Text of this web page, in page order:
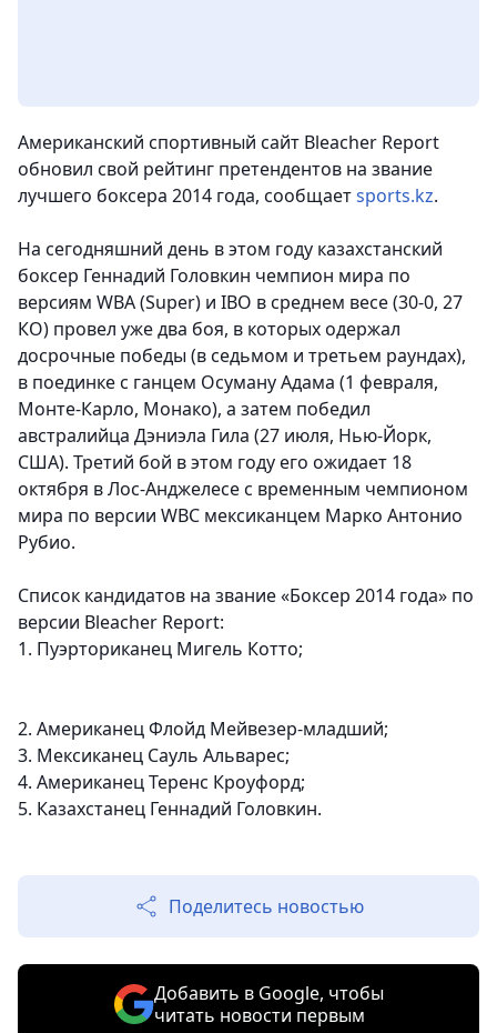
Американский спортивный сайт Bleacher Report
обновил свой рейтинг претендентов на звание
лучшего боксера 2014 года, сообщаетsports.kz.
На сегодняшний день в этом году казахстанский
боксер Геннадий Головкин чемпион мира по
версиям WBA (Super) и IBO в среднем весе (30-0, 27
КО) провел уже два боя, в которых одержал
досрочные победы (в седьмом и третьем раундах),
в поединке с ганцем Осуману Адама (1 февраля,
Монте-Карло, Монако), а затем победил
австралийца Дэниэла Гила (27 июля, Нью-Йорк,
США). Третий бой в этом году его ожидает 18
октября в Лос-Анджелесе c временным чемпионом
мира по версии WBC мексиканцем Марко Антонио
Рубио.
Список кандидатов на звание «Боксер 2014 года» по
версии Bleacher Report:
1. Пуэрториканец Мигель Котто;
2. Американец Флойд Мейвезер-младший;
3. Мексиканец Сауль Альварес;
4. Американец Теренс Кроуфорд;
5. Казахстанец Геннадий Головкин.
Поделитесь новостью
Добавить в Google, чтобы
читать новости первым